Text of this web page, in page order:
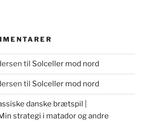
til Solceller mod nord
til Solceller mod nord
danske brætspil |
strategi i matador og andre